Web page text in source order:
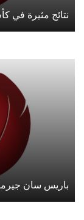
نتائج مثيرة في كأس
باريس سان